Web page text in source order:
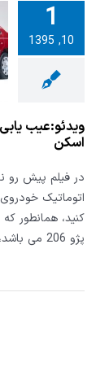
1
10, 1395
یابی
اتوماتیک
با دیاگ جی
ویدئو:عیب
اسکن
در فیلم پیش رو
اتوماتیک
کنید، همانطور
پژو 206 می باشد، به همین دلیل برای عیب